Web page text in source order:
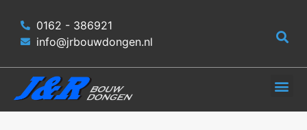
0162 - 386921
info@jrbouwdongen.nl